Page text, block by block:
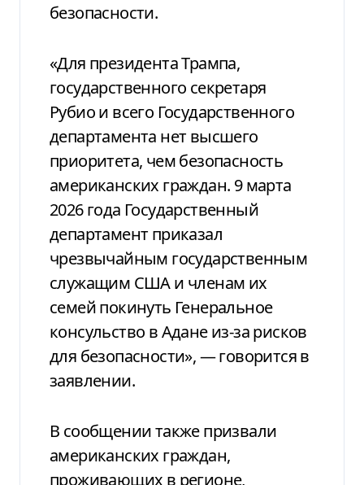
безопасности.
«Для президента Трампа,
государственного секретаря
Рубио и всего Государственного
департамента нет высшего
приоритета, чем безопасность
американских граждан. 9 марта
2026 года Государственный
департамент приказал
чрезвычайным государственным
служащим США и членам их
семей покинуть Генеральное
консульство в Адане из-за рисков
для безопасности», — говорится в
заявлении.
В сообщении также призвали
американских граждан,
проживающих в регионе,